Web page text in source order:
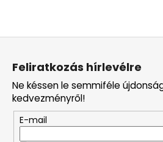
Feliratkozás hírlevélre
Ne késsen le semmiféle
kedvezményről!
E-mail